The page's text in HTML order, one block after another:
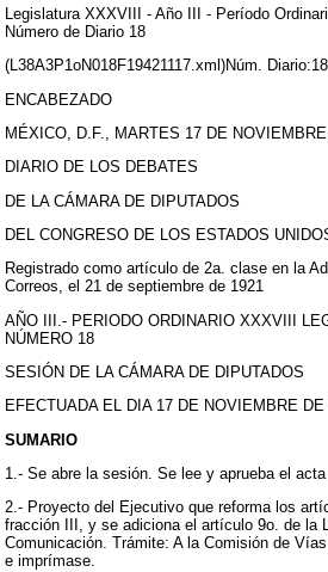
Legislatura XXXVIII - Año III - Período
Número de Diario 18
(L38A3P1oN018F19421117.xml)Núm. Diario:18
ENCABEZADO
MÉXICO, D.F., MARTES 17 DE
DIARIO DE LOS DEBATES
DE LA CÁMARA DE DIPUTADOS
DEL CONGRESO DE LOS ESTADOS
Registrado como artículo de 2a. clase en la
Correos, el 21 de septiembre de 1921
AÑO III.- PERIODO ORDINARIO XXXVIII
NÚMERO 18
SESIÓN DE LA CÁMARA DE DIPUTADOS
EFECTUADA EL DIA 17 DE NOVIEMBRE DE
SUMARIO
1.- Se abre la sesión. Se lee y aprueba el
2.- Proyecto del Ejecutivo que reforma los
fracción III, y se adiciona el artículo 9o. de la
Comunicación. Trámite: A la Comisión de
e imprímase.